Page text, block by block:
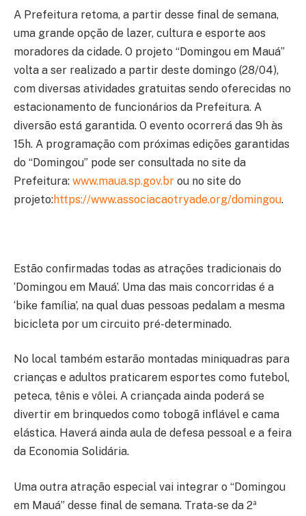
A Prefeitura retoma, a partir desse final de semana,
uma grande opção de lazer, cultura e esporte aos
moradores da cidade. O projeto “Domingou em Mauá”
volta a ser realizado a partir deste domingo (28/04),
com diversas atividades gratuitas sendo oferecidas no
estacionamento de funcionários da Prefeitura. A
diversão está garantida. O evento ocorrerá das 9h às
15h. A programação com próximas edições garantidas
do “Domingou” pode ser consultada no site da
Prefeitura: www.maua.sp.gov.br ou no site do
projeto:https://www.associacaotryade.org/domingou.
Estão confirmadas todas as atrações tradicionais do
‘Domingou em Mauá’. Uma das mais concorridas é a
‘bike família’, na qual duas pessoas pedalam a mesma
bicicleta por um circuito pré-determinado.
No local também estarão montadas miniquadras para
crianças e adultos praticarem esportes como futebol,
peteca, tênis e vôlei. A criançada ainda poderá se
divertir em brinquedos como tobogã inflável e cama
elástica. Haverá ainda aula de defesa pessoal e a feira
da Economia Solidária.
Uma outra atração especial vai integrar o “Domingou
em Mauá” desse final de semana. Trata-se da 2ª